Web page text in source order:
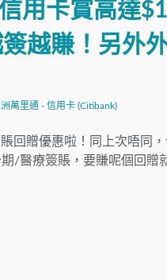
用卡賞高達
越賺！另外
萬里通 - 信用卡 (Citibank)
回贈優惠啦！同上次唔同
/醫療簽賬，要賺呢個回贈